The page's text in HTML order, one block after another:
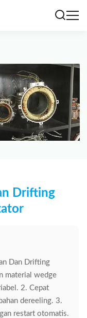
Drifting
Dan Drifting
material wedge
2. Cepat
dereeling. 3.
restart otomatis.